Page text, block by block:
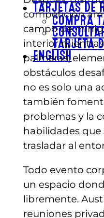
TARJETAS DE
COMPRA
TARJETA
ENGLISH
competición
campo de
interior
palmeras,
obstáculos
no es solo una
también
problemas y la
habilidades que
trasladar al
Todo evento
un espacio
libremente.
reuniones